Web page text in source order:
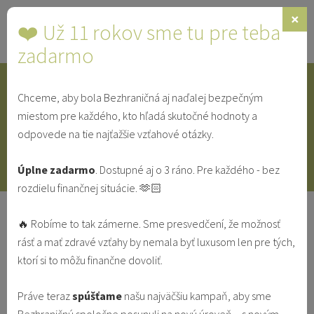
Toggle
IDENTITA SINGLE SVEDECTVÁ
Kríza mladého veku
LIFESTYLE
21.6.2022 Vzťahy & Identita
❤️ Už 11 rokov sme tu pre teba
zadarmo
×
Chceme, aby bola Bezhraničná aj naďalej bezpečným
miestom pre každého, kto hľadá skutočné hodnoty a
odpovede na tie najťažšie vzťahové otázky.
Úplne zadarmo. Dostupné aj o 3 ráno. Pre každého - bez
rozdielu finančnej situácie. 🫶🏻
🔥 Robíme to tak zámerne. Sme presvedčení, že možnosť
rásť a mať zdravé vzťahy by nemala byť luxusom len pre tých,
ktorí si to môžu finančne dovoliť.
Práve terazspúšťame našu najväčšiu kampaň, aby sme